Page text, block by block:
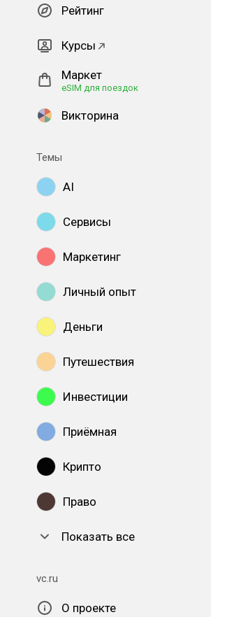
Рейтинг
Курсы
Маркет
eSIM для поездок
Викторина
Темы
AI
Сервисы
Маркетинг
Личный опыт
Деньги
Путешествия
Инвестиции
Приёмная
Крипто
Право
Показать все
vc.ru
О проекте